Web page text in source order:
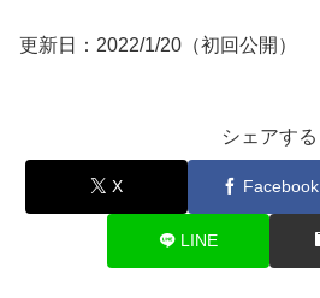
更新日：2022/1/20（初回公開）
シェアする
X Facebook
LINE